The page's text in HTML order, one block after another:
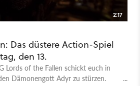
2:17
Das düstere Action-Spiel
den 13.
Lords of the Fallen schickt euch in
Dämonengott Adyr zu stürzen.